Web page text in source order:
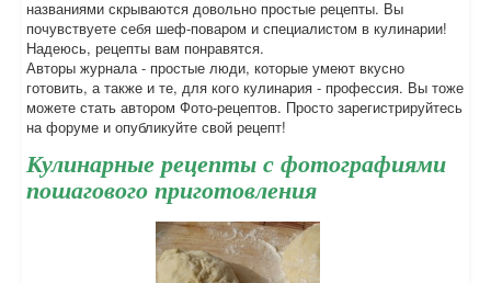
названиями скрываются довольно простые рецепты. Вы
почувствуете себя шеф-поваром и специалистом в кулинарии!
Надеюсь, рецепты вам понравятся.
Авторы журнала - простые люди, которые умеют вкусно
готовить, а также и те, для кого кулинария - профессия. Вы тоже
можете стать автором Фото-рецептов. Просто зарегистрируйтесь
на форуме и опубликуйте свой рецепт!
Кулинарные рецепты с фотографиями
пошагового приготовления